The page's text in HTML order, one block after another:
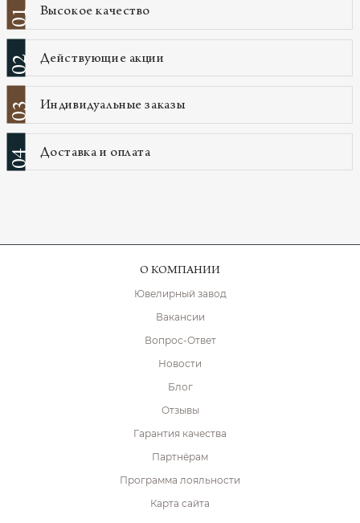
01 Высокое качество
02 Действующие акции
03 Индивидуальные заказы
04 Доставка и оплата
О КОМПАНИИ
Ювелирный завод
Вакансии
Вопрос-Ответ
Новости
Блог
Отзывы
Гарантия качества
Партнёрам
Программа лояльности
Карта сайта